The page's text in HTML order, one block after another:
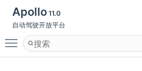
Apollo11.0
自动驾驶开放平台
Toggle main menu visibility